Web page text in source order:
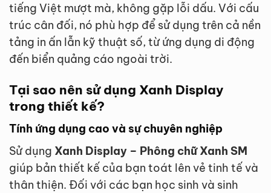
tiếng Việt mượt mà, không gặp lỗi dấu. Với cấu
trúc cân đối, nó phù hợp để sử dụng trên cả nền
tảng in ấn lẫn kỹ thuật số, từ ứng dụng di động
đến biển quảng cáo ngoài trời.
Tại sao nên sử dụng Xanh Display
trong thiết kế?
Tính ứng dụng cao và sự chuyên nghiệp
Sử dụng Xanh Display – Phông chữ Xanh SM
giúp bản thiết kế của bạn toát lên vẻ tinh tế và
thân thiện. Đối với các bạn học sinh và sinh